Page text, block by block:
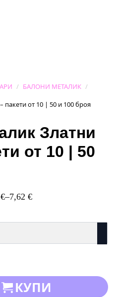
БАЛОНИ МЕТАЛИК
пакети от 10 | 50 и 100 броя
Златни
от 10 | 50
€–7,62 €
КУПИ